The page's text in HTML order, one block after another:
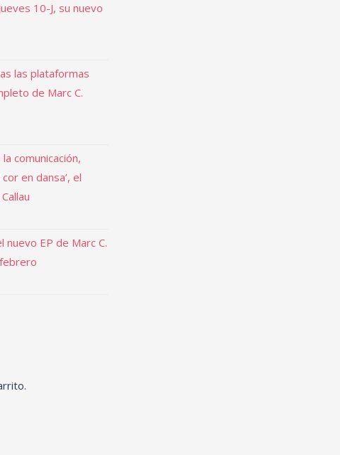
10-J, su nuevo
las plataformas
de Marc C.
comunicación,
en dansa’, el
nuevo EP de Marc C.